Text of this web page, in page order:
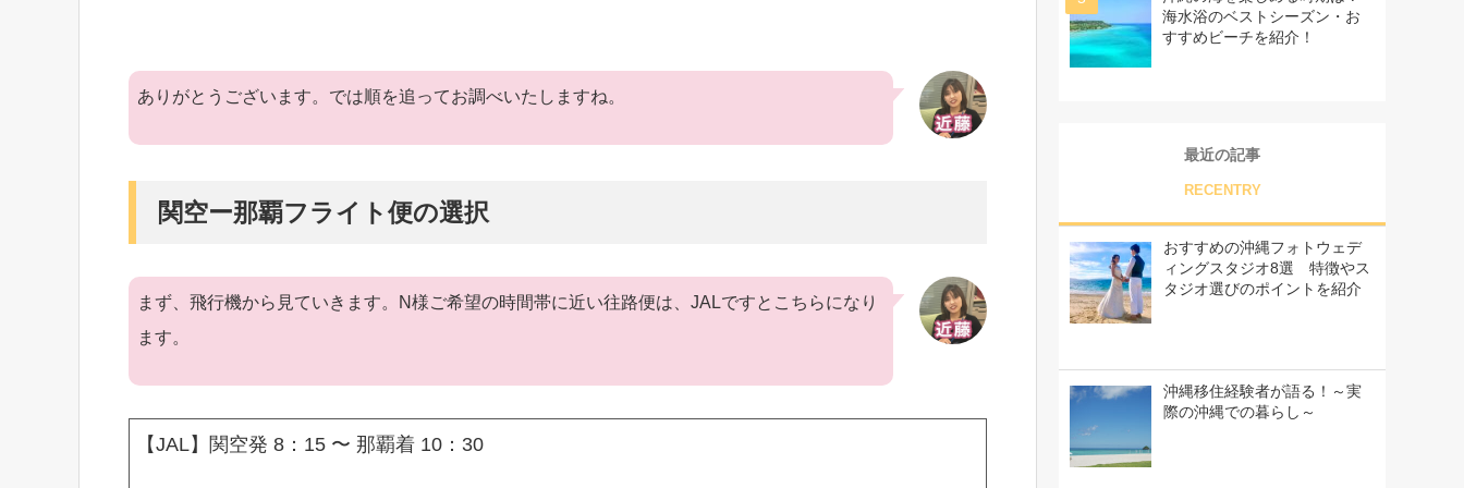
ありがとうございます。では順を追ってお調べいたしますね。
関空ー那覇フライト便の選択
まず、飛行機から見ていきます。N様ご希望の時間帯に近い往路便は、JALですとこちらになり
ます。
【JAL】関空発 8：15 〜 那覇着 10：30
海水浴のベストシーズン・お
すすめビーチを紹介！
最近の記事
RECENTRY
おすすめの沖縄フォトウェデ
ィングスタジオ8選 特徴やス
タジオ選びのポイントを紹介
沖縄移住経験者が語る！～実
際の沖縄での暮らし～